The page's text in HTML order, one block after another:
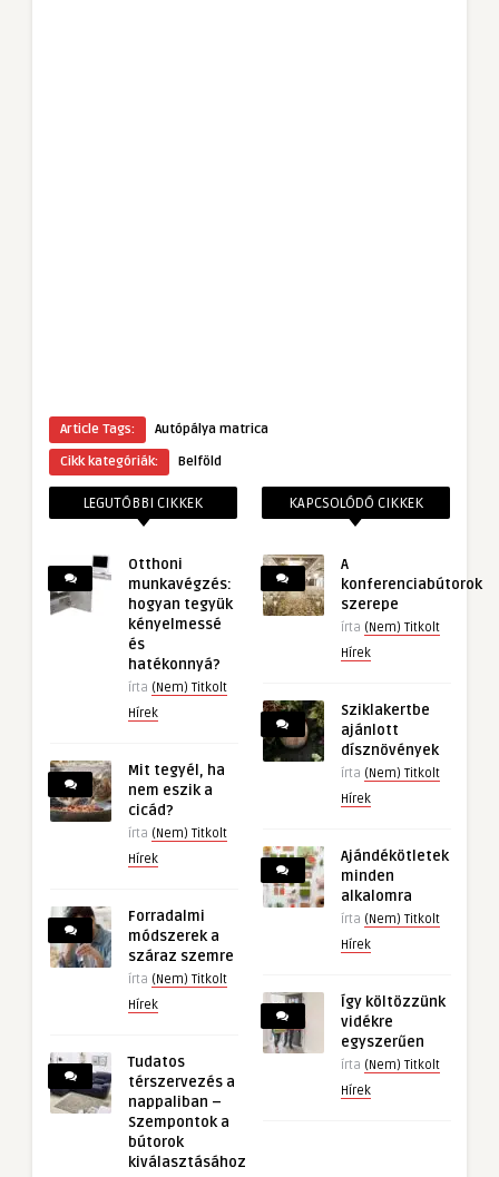
Article Tags:
Autópálya matrica
Cikk kategóriák:
Belföld
LEGUTÓBBI CIKKEK
Otthoni
munkavégzés:
hogyan tegyük
kényelmessé
és
hatékonnyá?
írta (Nem) Titkolt
Hírek
Mit tegyél, ha
nem eszik a
cicád?
írta (Nem) Titkolt
Hírek
Forradalmi
módszerek a
száraz szemre
írta (Nem) Titkolt
Hírek
Tudatos
térszervezés a
nappaliban –
Szempontok a
bútorok
kiválasztásához
KAPCSOLÓDÓ CIKKEK
A
konferenciabútorok
szerepe
írta (Nem) Titkolt
Hírek
Sziklakertbe
ajánlott
dísznövények
írta (Nem) Titkolt
Hírek
Ajándékötletek
minden
alkalomra
írta (Nem) Titkolt
Hírek
Így költözzünk
vidékre
egyszerűen
írta (Nem) Titkolt
Hírek